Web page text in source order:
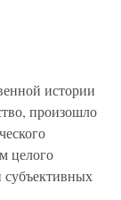
истории
произошло
целого
субъективных